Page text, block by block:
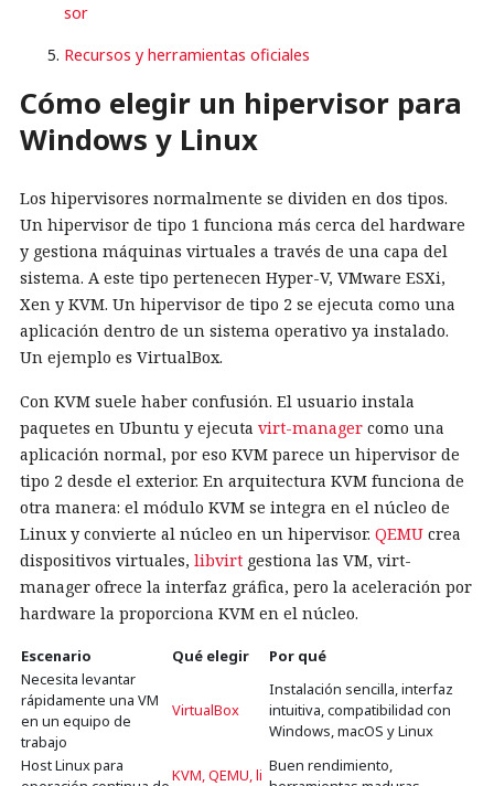
sor
Recursos y herramientas oficiales
Cómo elegir un hipervisor para
Windows y Linux
Los hipervisores normalmente se dividen en dos tipos.
Un hipervisor de tipo 1 funciona más cerca del hardware
y gestiona máquinas virtuales a través de una capa del
sistema. A este tipo pertenecen Hyper-V, VMware ESXi,
Xen y KVM. Un hipervisor de tipo 2 se ejecuta como una
aplicación dentro de un sistema operativo ya instalado.
Un ejemplo es VirtualBox.
Con KVM suele haber confusión. El usuario instala
paquetes en Ubuntu y ejecuta virt-manager como una
aplicación normal, por eso KVM parece un hipervisor de
tipo 2 desde el exterior. En arquitectura KVM funciona de
otra manera: el módulo KVM se integra en el núcleo de
Linux y convierte al núcleo en un hipervisor. QEMU crea
dispositivos virtuales, libvirt gestiona las VM, virt-
manager ofrece la interfaz gráfica, pero la aceleración por
hardware la proporciona KVM en el núcleo.
Escenario Qué elegir
Por qué
Necesita levantar
rápidamente una VM
en un equipo de
trabajo
VirtualBox
Instalación sencilla, interfaz
intuitiva, compatibilidad con
Windows, macOS y Linux
Host Linux para
KVM, QEMU, li Buen rendimiento,